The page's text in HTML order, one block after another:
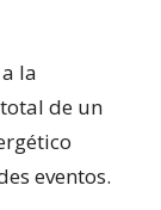
la
de un
eventos.